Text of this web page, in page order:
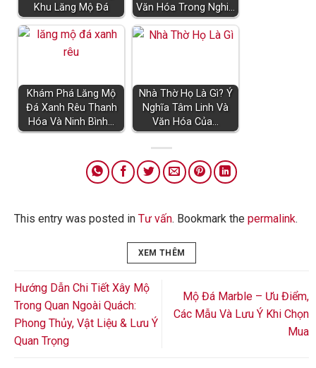
Khu Lăng Mộ Đá
Văn Hóa Trong Nghi…
Khám Phá Lăng Mộ
Đá Xanh Rêu Thanh
Hóa Và Ninh Bình…
Nhà Thờ Họ Là Gì? Ý
Nghĩa Tâm Linh Và
Văn Hóa Của…
This entry was posted in Tư vấn. Bookmark the permalink.
XEM THÊM
Hướng Dẫn Chi Tiết Xây Mộ
Trong Quan Ngoài Quách:
Phong Thủy, Vật Liệu & Lưu Ý
Quan Trọng
Mộ Đá Marble – Ưu Điểm,
Các Mẫu Và Lưu Ý Khi Chọn
Mua